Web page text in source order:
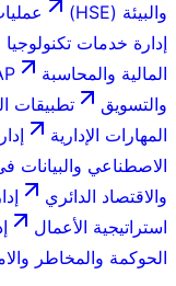
والبيئة (HSE)
إدارة خدمات
المالية والمحاسبة
والتسويق
تطبيقات
المهارات الإدارية
الاصطناعي والبيانات
والاقتصاد الدائري
استراتيجية الأعمال
الحوكمة والمخاطر